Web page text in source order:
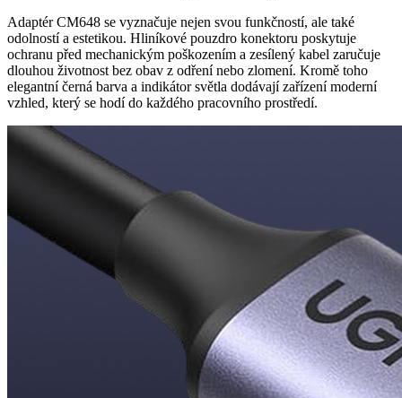
Adaptér CM648 se vyznačuje nejen svou funkčností, ale také
odolností a estetikou. Hliníkové pouzdro konektoru poskytuje
ochranu před mechanickým poškozením a zesílený kabel zaručuje
dlouhou životnost bez obav z odření nebo zlomení. Kromě toho
elegantní černá barva a indikátor světla dodávají zařízení moderní
vzhled, který se hodí do každého pracovního prostředí.